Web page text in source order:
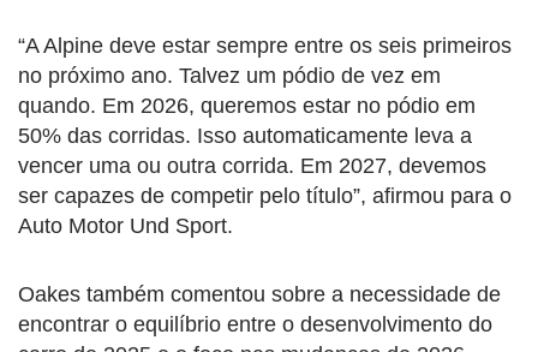
“A Alpine deve estar sempre entre os seis primeiros
no próximo ano. Talvez um pódio de vez em
quando. Em 2026, queremos estar no pódio em
50% das corridas. Isso automaticamente leva a
vencer uma ou outra corrida. Em 2027, devemos
ser capazes de competir pelo título”, afirmou para o
Auto Motor Und Sport.
Oakes também comentou sobre a necessidade de
encontrar o equilíbrio entre o desenvolvimento do